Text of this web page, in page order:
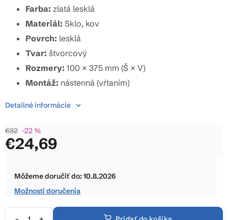
hviezdičiek.
€32 –22 %
€24,69
cena:
Môžeme doručiť do:10.8.2026
Možnosti doručenia
Farba: zlatá lesklá
Materiál: Sklo, kov
Povrch: lesklá
Tvar: štvorcový
Rozmery: 100 × 375 mm (Š × V)
Montáž: nástenná (vŕtaním)
Detailné informácie